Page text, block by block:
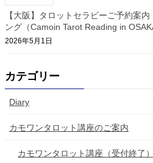
【大阪】タロットセラピーご予約案
ング（Camoin Tarot Reading in
2026年5月1日
カテゴリー
Diary
カモワンタロット講座のご案内
カモワンタロット講座（受付終了）